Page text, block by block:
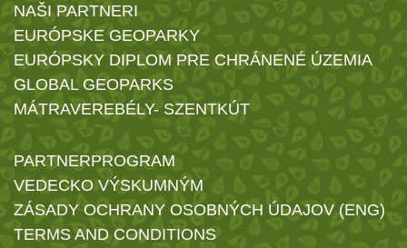
NAŠI PARTNERI
EURÓPSKE GEOPARKY
EURÓPSKY DIPLOM PRE CHRÁNENÉ ÚZEMIA
GLOBAL GEOPARKS
MÁTRAVEREBÉLY- SZENTKÚT
PARTNERPROGRAM
VEDECKO VÝSKUMNÝM
ZÁSADY OCHRANY OSOBNÝCH ÚDAJOV (ENG)
TERMS AND CONDITIONS